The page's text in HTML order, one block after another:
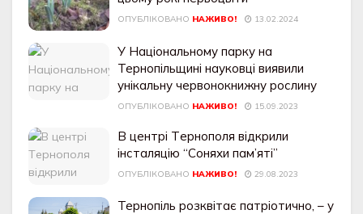
ОПУБЛІКОВАНО НАЖИВО! 13.02.2024
У Національному парку на
Тернопільщині науковці виявили
унікальну червонокнижну рослину
ОПУБЛІКОВАНО НАЖИВО! 15.09.2023
В цeнтрі Тeрнополя відкрили
інсталяцію “Соняхи пам’яті”
ОПУБЛІКОВАНО НАЖИВО! 29.08.2023
Тернопіль розквітає патріотично, – у